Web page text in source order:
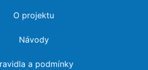
O projektu
Návody
a podmínky